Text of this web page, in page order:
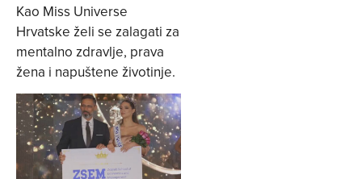
Kao Miss Universe
Hrvatske želi se zalagati za
mentalno zdravlje, prava
žena i napuštene životinje.